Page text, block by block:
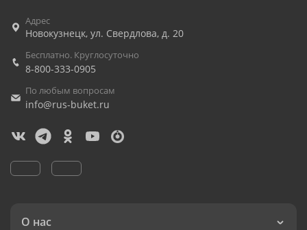
Адрес
Новокузнецк, ул. Свердлова, д. 20
Бесплатно. Круглосуточно
8-800-333-0905
По любым вопросам
info@rus-buket.ru
О нас